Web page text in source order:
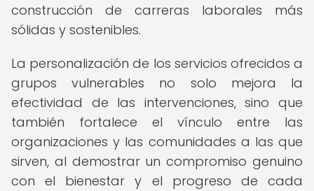
construcción de carreras laborales más
sólidas y sostenibles.
La personalización de los servicios ofrecidos a
grupos vulnerables no solo mejora la
efectividad de las intervenciones, sino que
también fortalece el vínculo entre las
organizaciones y las comunidades a las que
sirven, al demostrar un compromiso genuino
con el bienestar y el progreso de cada